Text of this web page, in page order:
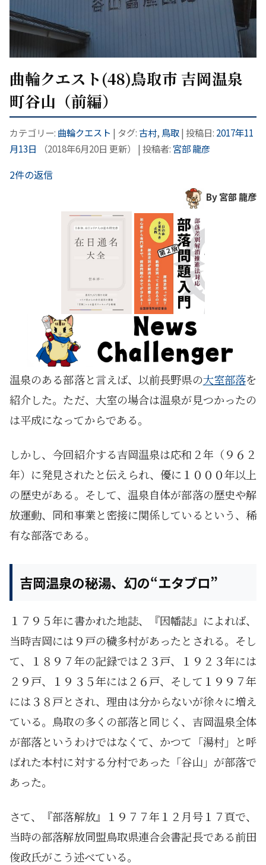
曲輪クエスト(48)鳥取市 吉岡温泉
町谷山（前編）
カテゴリー: 曲輪クエスト | タグ:古村, 鳥取| 投稿日: 2017年11
月13日
（2018年6月20日 更新） | 投稿者: 宮部 龍彦
2件の返信
By 宮部 龍彦
温泉のある部落と言えば、以前長野県の大室部落を
紹介した。ただ、大室の場合は温泉が見つかったの
は平成になってからである。
しかし、今回紹介する吉岡温泉は応和２年（９６２
年）に発見されたと伝えられ、優に１０００年以上
の歴史がある。そして、温泉自体が部落の歴史や解
放運動、同和事業と密接に関係しているという、稀
有な部落である。
吉岡温泉の秘湯、幻の“エタブロ”
１７９５年に書かれた地誌、『因幡誌』によれば、
当時吉岡には９戸の穢多村があったとされる。そし
て、１８９７年の記録では２３戸、１９２３年には
２９戸、１９３５年には２６戸、そして１９９７年
には３８戸とされ、理由は分からないが徐々に増え
ている。鳥取の多くの部落と同じく、吉岡温泉全体
が部落というわけではなくて、かつて「湯村」と呼
ばれた本村に対する分村であった「谷山」が部落で
あった。
さて、『部落解放』１９７７年１２月号１７頁で、
当時の部落解放同盟鳥取県連合会書記長である前田
俊政氏がこう述べている。